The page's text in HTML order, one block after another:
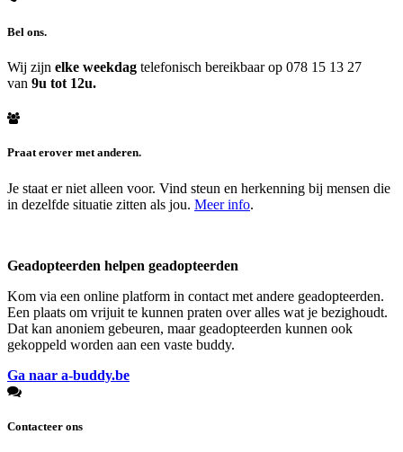
Bel ons.
Wij zijn elke weekdag telefonisch bereikbaar op 078 15 13 27
van 9u tot 12u.
Praat erover met anderen.
Je staat er niet alleen voor. Vind steun en herkenning bij mensen die
in dezelfde situatie zitten als jou. Meer info.
Geadopteerden helpen geadopteerden
Kom via een online platform in contact met andere geadopteerden.
Een plaats om vrijuit te kunnen praten over alles wat je bezighoudt.
Dat kan anoniem gebeuren, maar geadopteerden kunnen ook
gekoppeld worden aan een vaste buddy.
Ga naar a-buddy.be
Contacteer ons